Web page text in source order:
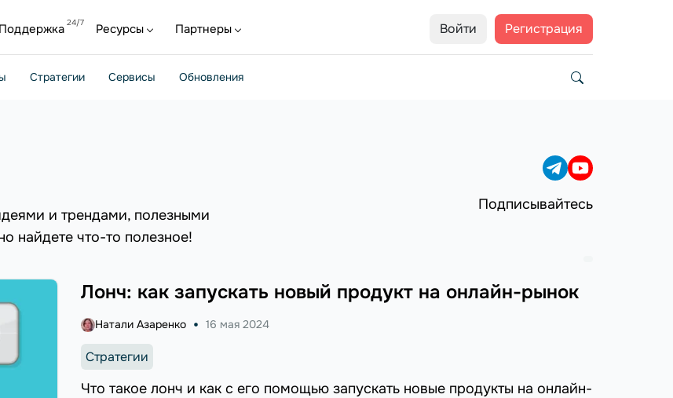
Войти Регистрация
Поддержка Ресурсы Партнеры
Стратегии Сервисы Обновления
и трендами, полезными
найдете что-то полезное!
Подписывайтесь
Лонч: как запускать новый продукт на онлайн-рынок
Натали Азаренко 16 мая 2024
Стратегии
Что такое лонч и как с его помощью запускать новые продукты на онлайн-